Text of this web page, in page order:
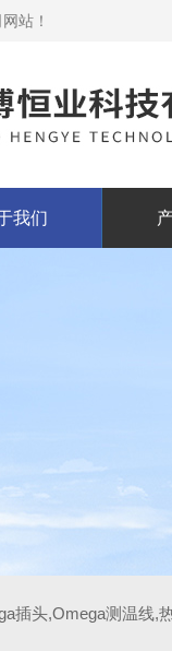
站！
我们